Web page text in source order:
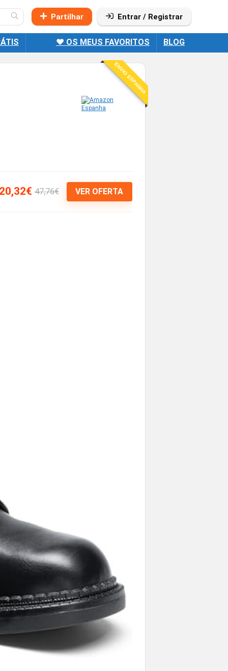
Partilhar Entrar / Registrar
❤️ OS MEUS FAVORITOS BLOG
ENVIO ESPANHA
20,32€ 47,76€ VER OFERTA